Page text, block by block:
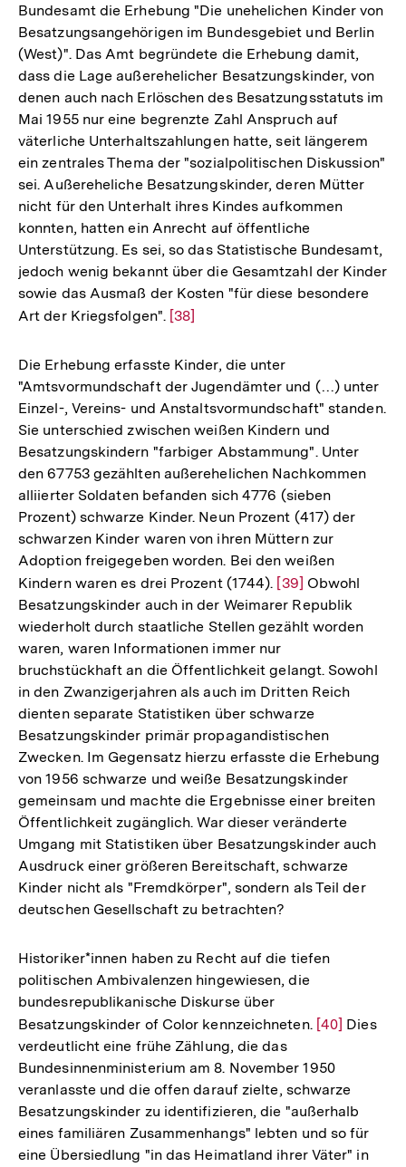
Bundesamt die Erhebung "Die unehelichen Kinder von
Besatzungsangehörigen im Bundesgebiet und Berlin
(West)". Das Amt begründete die Erhebung damit,
dass die Lage außerehelicher Besatzungskinder, von
denen auch nach Erlöschen des Besatzungsstatuts im
Mai 1955 nur eine begrenzte Zahl Anspruch auf
väterliche Unterhaltszahlungen hatte, seit längerem
ein zentrales Thema der "sozialpolitischen Diskussion"
sei. Außereheliche Besatzungskinder, deren Mütter
nicht für den Unterhalt ihres Kindes aufkommen
konnten, hatten ein Anrecht auf öffentliche
Unterstützung. Es sei, so das Statistische Bundesamt,
jedoch wenig bekannt über die Gesamtzahl der Kinder
sowie das Ausmaß der Kosten "für diese besondere
Art der Kriegsfolgen". Zur
der
Fußnote
[38]
Die Erhebung erfasste Kinder, die unter
"Amtsvormundschaft der Jugendämter und (…) unter
Einzel-, Vereins- und Anstaltsvormundschaft" standen.
Sie unterschied zwischen weißen Kindern und
Besatzungskindern "farbiger Abstammung". Unter
den 67753 gezählten außerehelichen Nachkommen
alliierter Soldaten befanden sich 4776 (sieben
Prozent) schwarze Kinder. Neun Prozent (417) der
schwarzen Kinder waren von ihren Müttern zur
Adoption freigegeben worden. Bei den weißen
Kindern waren es drei Prozent (1744). Zur
Auflösung
der
Fußnote
[39] Obwohl
Besatzungskinder auch in der Weimarer Republik
wiederholt durch staatliche Stellen gezählt worden
waren, waren Informationen immer nur
bruchstückhaft an die Öffentlichkeit gelangt. Sowohl
in den Zwanzigerjahren als auch im Dritten Reich
dienten separate Statistiken über schwarze
Besatzungskinder primär propagandistischen
Zwecken. Im Gegensatz hierzu erfasste die Erhebung
von 1956 schwarze und weiße Besatzungskinder
gemeinsam und machte die Ergebnisse einer breiten
Öffentlichkeit zugänglich. War dieser veränderte
Umgang mit Statistiken über Besatzungskinder auch
Ausdruck einer größeren Bereitschaft, schwarze
Kinder nicht als "Fremdkörper", sondern als Teil der
deutschen Gesellschaft zu betrachten?
Historiker*innen haben zu Recht auf die tiefen
politischen Ambivalenzen hingewiesen, die
bundesrepublikanische Diskurse über
Besatzungskinder of Color kennzeichneten. Zur
der
Fußnote
[40] Dies
verdeutlicht eine frühe Zählung, die das
Bundesinnenministerium am 8. November 1950
veranlasste und die offen darauf zielte, schwarze
Besatzungskinder zu identifizieren, die "außerhalb
eines familiären Zusammenhangs" lebten und so für
eine Übersiedlung "in das Heimatland ihrer Väter" in